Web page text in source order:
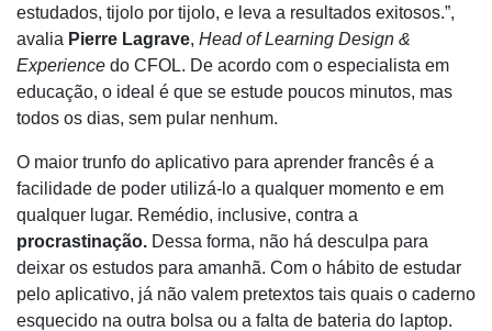
estudados, tijolo por tijolo, e leva a resultados exitosos.”,
avalia Pierre Lagrave, Head of Learning Design &
Experience do CFOL. De acordo com o especialista em
educação, o ideal é que se estude poucos minutos, mas
todos os dias, sem pular nenhum.
O maior trunfo do aplicativo para aprender francês é a
facilidade de poder utilizá-lo a qualquer momento e em
qualquer lugar. Remédio, inclusive, contra a
procrastinação. Dessa forma, não há desculpa para
deixar os estudos para amanhã. Com o hábito de estudar
pelo aplicativo, já não valem pretextos tais quais o caderno
esquecido na outra bolsa ou a falta de bateria do laptop.